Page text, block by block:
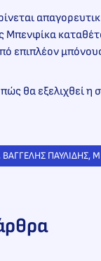
Μπενφίκα
επιπλέον
θα εξελιχθεί η
, ΒΑΓΓΕΛΗΣ ΠΑΥΛΙΔΗΣ,